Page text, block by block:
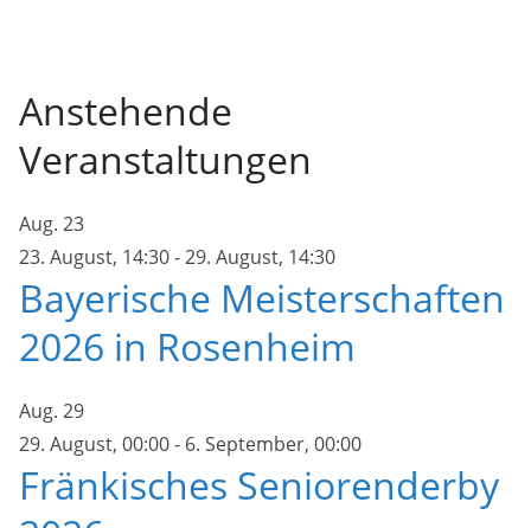
Anstehende
Veranstaltungen
Aug. 23
23. August, 14:30-29. August, 14:30
Bayerische Meisterschaften
2026 in Rosenheim
Aug. 29
29. August, 00:00- 6. September, 00:00
Fränkisches Seniorenderby